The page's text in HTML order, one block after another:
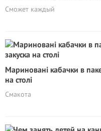
Сможет каждый
Мариновані кабачки в
на столі
Смакота